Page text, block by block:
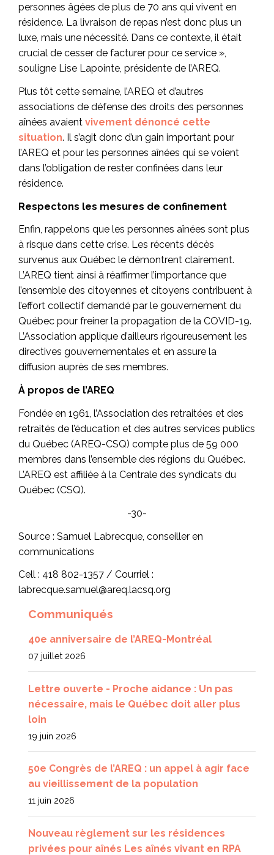
personnes âgées de plus de 70 ans qui vivent en
résidence. La livraison de repas n’est donc plus un
luxe, mais une nécessité. Dans ce contexte, il était
crucial de cesser de facturer pour ce service »,
souligne Lise Lapointe, présidente de l’AREQ.
Plus tôt cette semaine, l’AREQ et d’autres
associations de défense des droits des personnes
aînées avaient vivement dénoncé cette
situation. Il s’agit donc d’un gain important pour
l’AREQ et pour les personnes aînées qui se voient
dans l’obligation de rester confinées dans leur
résidence.
Respectons les mesures de confinement
Enfin, rappelons que les personnes aînées sont plus
à risque dans cette crise. Les récents décès
survenus aux Québec le démontrent clairement.
L’AREQ tient ainsi à réaffirmer l’importance que
l’ensemble des citoyennes et citoyens contribuent à
l’effort collectif demandé par le gouvernement du
Québec pour freiner la propagation de la COVID-19.
L’Association applique d’ailleurs rigoureusement les
directives gouvernementales et en assure la
diffusion auprès de ses membres.
À propos de l’AREQ
Fondée en 1961, l’Association des retraitées et des
retraités de l’éducation et des autres services publics
du Québec (AREQ-CSQ) compte plus de 59 000
membres dans l’ensemble des régions du Québec.
L’AREQ est affiliée à la Centrale des syndicats du
Québec (CSQ).
-30-
Source : Samuel Labrecque, conseiller en
communications
Cell : 418 802-1357 / Courriel :
labrecque.samuel@areq.lacsq.org
Communiqués
40e anniversaire de l’AREQ-Montréal
07 juillet 2026
Lettre ouverte - Proche aidance : Un pas
nécessaire, mais le Québec doit aller plus
loin
19 juin 2026
50e Congrès de l’AREQ : un appel à agir face
au vieillissement de la population
11 juin 2026
Nouveau règlement sur les résidences
privées pour aînés Les aînés vivant en RPA